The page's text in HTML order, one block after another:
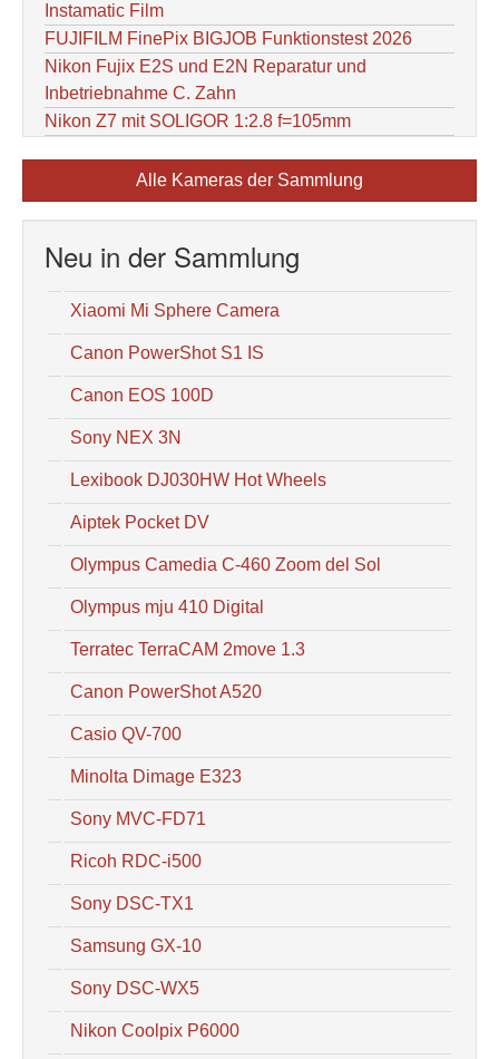
Instamatic Film
FUJIFILM FinePix BIGJOB Funktionstest 2026
Nikon Fujix E2S und E2N Reparatur und
Inbetriebnahme C. Zahn
Nikon Z7 mit SOLIGOR 1:2.8 f=105mm
Alle Kameras der Sammlung
Neu in der Sammlung
Xiaomi Mi Sphere Camera
Canon PowerShot S1 IS
Canon EOS 100D
Sony NEX 3N
Lexibook DJ030HW Hot Wheels
Aiptek Pocket DV
Olympus Camedia C-460 Zoom del Sol
Olympus mju 410 Digital
Terratec TerraCAM 2move 1.3
Canon PowerShot A520
Casio QV-700
Minolta Dimage E323
Sony MVC-FD71
Ricoh RDC-i500
Sony DSC-TX1
Samsung GX-10
Sony DSC-WX5
Nikon Coolpix P6000